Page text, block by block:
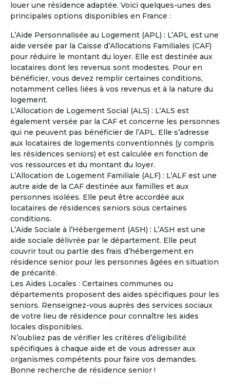
louer une résidence adaptée. Voici quelques-unes des
principales options disponibles en France :
L’Aide Personnalisée au Logement (APL) : L’APL est une
aide versée par la Caisse d’Allocations Familiales (CAF)
pour réduire le montant du loyer. Elle est destinée aux
locataires dont les revenus sont modestes. Pour en
bénéficier, vous devez remplir certaines conditions,
notamment celles liées à vos revenus et à la nature du
logement.
L’Allocation de Logement Social (ALS) : L’ALS est
également versée par la CAF et concerne les personnes
qui ne peuvent pas bénéficier de l’APL. Elle s’adresse
aux locataires de logements conventionnés (y compris
les résidences seniors) et est calculée en fonction de
vos ressources et du montant du loyer.
L’Allocation de Logement Familiale (ALF) : L’ALF est une
autre aide de la CAF destinée aux familles et aux
personnes isolées. Elle peut être accordée aux
locataires de résidences seniors sous certaines
conditions.
L’Aide Sociale à l’Hébergement (ASH) : L’ASH est une
aide sociale délivrée par le département. Elle peut
couvrir tout ou partie des frais d’hébergement en
résidence senior pour les personnes âgées en situation
de précarité.
Les Aides Locales : Certaines communes ou
départements proposent des aides spécifiques pour les
seniors. Renseignez-vous auprès des services sociaux
de votre lieu de résidence pour connaître les aides
locales disponibles.
N’oubliez pas de vérifier les critères d’éligibilité
spécifiques à chaque aide et de vous adresser aux
organismes compétents pour faire vos demandes.
Bonne recherche de résidence senior !
Catherine
Femme- 56ans
France - Gard
La copropriété en pleine propriété entre Seniors
Un mode d’habitat partagé adapté au vieillissement.
La copropriété en pleine propriété séduit de plus en
plus de retraités désireux de mutualiser certains espaces
et services tout en conservant leur indépendance et leur
patrimoine.
À la une